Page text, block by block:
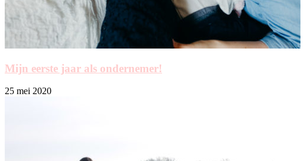
Mijn eerste jaar als ondernemer!
25 mei 2020